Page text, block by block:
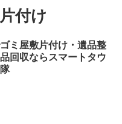
付け
ミ屋敷片付け・遺品整
回収ならスマートタウ